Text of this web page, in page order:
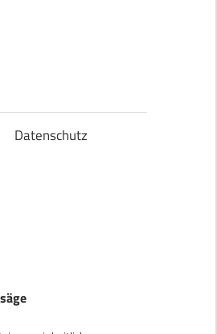
Datenschutz